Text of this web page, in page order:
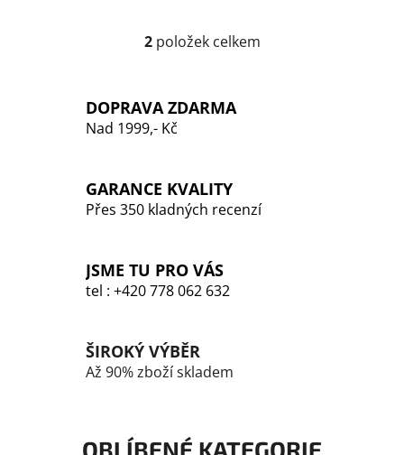
O
á
í
p
k
y
i
2položek celkem
DOPRAVA ZDARMA
Nad 1999,- Kč
GARANCE KVALITY
Přes 350 kladných recenzí
JSME TU PRO VÁS
tel : +420 778 062 632
ŠIROKÝ VÝBĚR
Až 90% zboží skladem
OBLÍBENÉ KATEGORIE